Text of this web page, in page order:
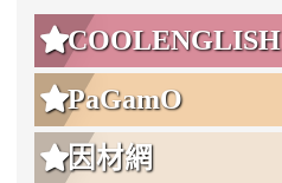
COOLENGLISH
PaGamO
因材網